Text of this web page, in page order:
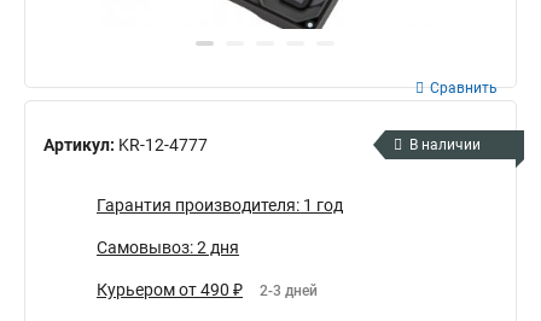
Артикул: KR-12-4777
Сравнить
В наличии
Гарантия производителя: 1 год
Самовывоз: 2 дня
Курьером от 490 ₽ 2-3 дней